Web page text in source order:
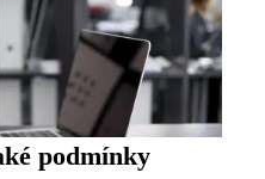
podmínky